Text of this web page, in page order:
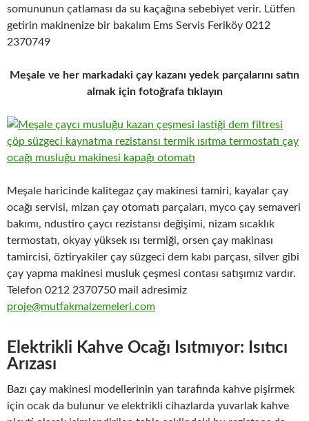
somununun çatlaması da su kaçağına sebebiyet verir. Lütfen
getirin makinenize bir bakalım Ems Servis Feriköy 0212
2370749
Meşale ve her markadaki çay kazanı yedek parçalarını satın
almak için fotoğrafa tıklayın
Meşale haricinde kalitegaz çay makinesi tamiri, kayalar çay
ocağı servisi, mizan çay otomatı parçaları, myco çay semaveri
bakımı, ndustiro çaycı rezistansı değişimi, nizam sıcaklık
termostatı, okyay yüksek ısı termiği, orsen çay makinası
tamircisi, öztiryakiler çay süzgeci dem kabı parçası, silver gibi
çay yapma makinesi musluk çeşmesi contası satışımız vardır.
Telefon 0212 2370750 mail adresimiz
proje@mutfakmalzemeleri.com
Elektrikli Kahve Ocağı Isıtmıyor: Isıtıcı
Arızası
Bazı çay makinesi modellerinin yan tarafında kahve pişirmek
için ocak da bulunur ve elektrikli cihazlarda yuvarlak kahve